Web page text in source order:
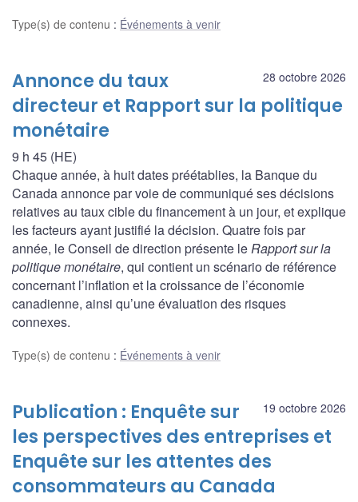
Type(s) de contenu : Événements à venir
28 octobre 2026
Annonce du taux
directeur et Rapport sur la politique
monétaire
9 h 45 (HE)
Chaque année, à huit dates préétablies, la Banque du
Canada annonce par voie de communiqué ses décisions
relatives au taux cible du financement à un jour, et explique
les facteurs ayant justifié la décision. Quatre fois par
année, le Conseil de direction présente leRapport sur la
politique monétaire, qui contient un scénario de référence
concernant l’inflation et la croissance de l’économie
canadienne, ainsi qu’une évaluation des risques
connexes.
Type(s) de contenu : Événements à venir
19 octobre 2026
Publication : Enquête sur
les perspectives des entreprises et
Enquête sur les attentes des
consommateurs au Canada